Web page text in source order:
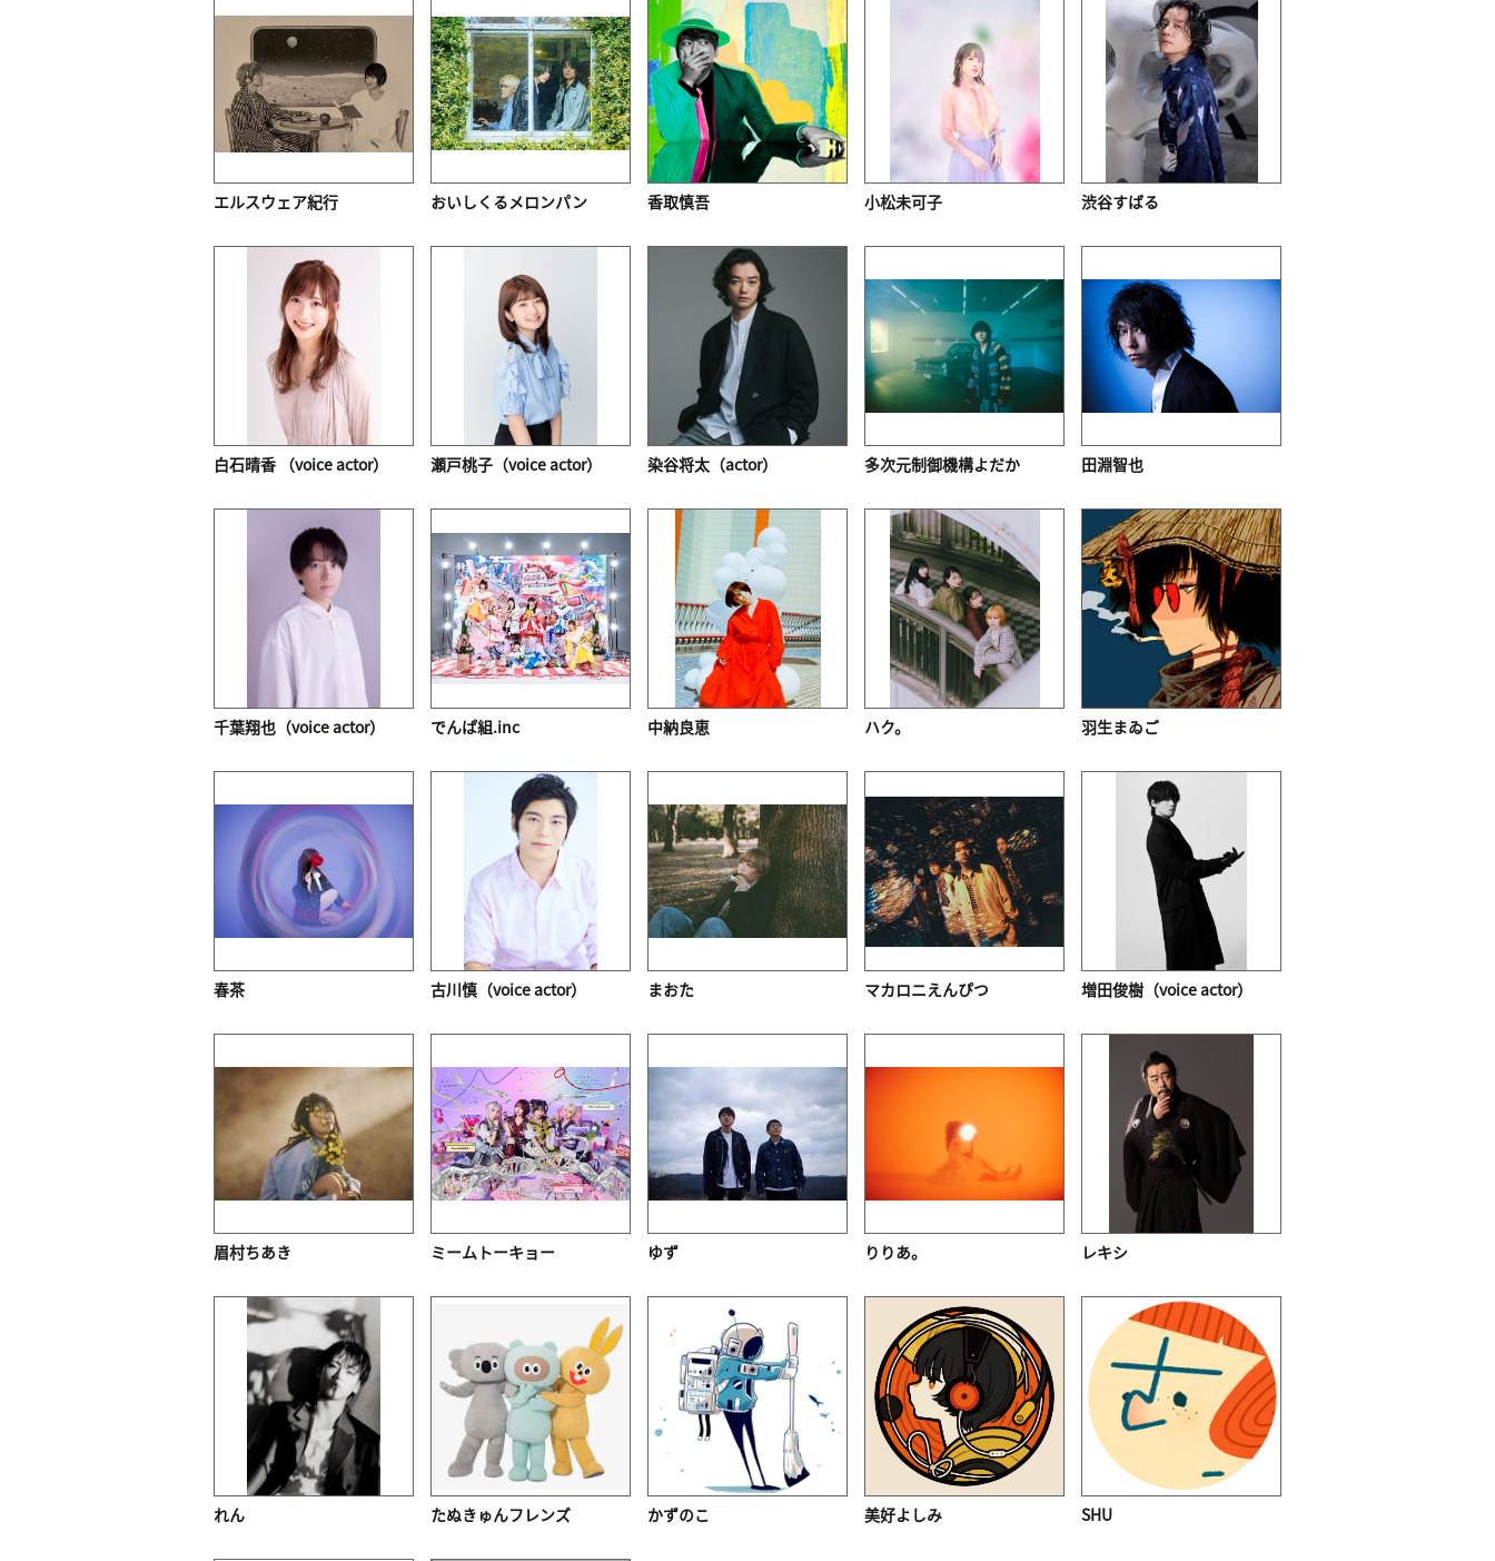
エルスウェア紀行 おいしくるメロンパン 香取慎吾 小松未可子 渋谷すばる
白石晴香 （voice actor） 瀬戸桃子（voice actor） 染谷将太（actor） 多次元制御機構よだか 田淵智也
千葉翔也（voice actor） でんぱ組.inc 中納良恵 ハク。 羽生まゐご
春茶 古川慎（voice actor） まおた マカロニえんぴつ 増田俊樹（voice actor）
眉村ちあき ミームトーキョー ゆず りりあ。 レキシ
れん たぬきゅんフレンズ かずのこ 美好よしみ SHU